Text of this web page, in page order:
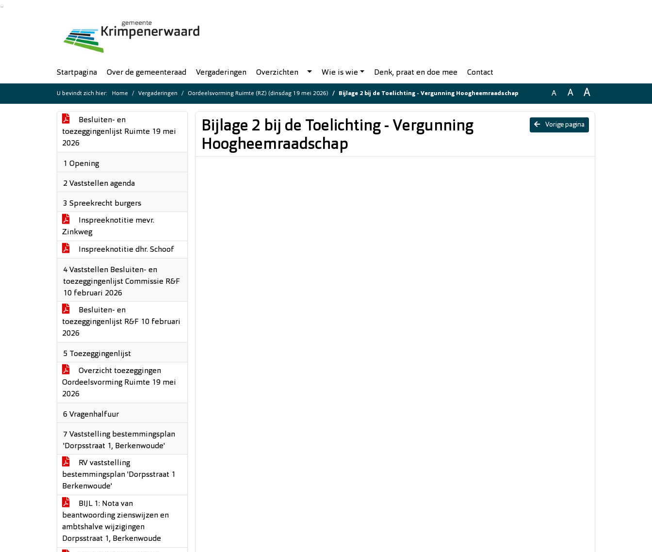
Startpagina Over de gemeenteraad Vergaderingen Overzichten Wie is wie Denk, praat en doe mee Contact
U bevindt zich hier: Home Vergaderingen Oordeelsvorming Ruimte (RZ) (dinsdag 19 mei 2026) Bijlage 2 bij de Toelichting - Vergunning Hoogheemraadschap A A A
Besluiten- en
toezeggingenlijst Ruimte 19 mei
2026
1 Opening
2 Vaststellen agenda
3 Spreekrecht burgers
Inspreeknotitie mevr.
Zinkweg
Inspreeknotitie dhr. Schoof
4 Vaststellen Besluiten- en
toezeggingenlijst Commissie R&F
10 februari 2026
Besluiten- en
toezeggingenlijst R&F 10 februari
2026
5 Toezeggingenlijst
Overzicht toezeggingen
Oordeelsvorming Ruimte 19 mei
2026
6 Vragenhalfuur
7 Vaststelling bestemmingsplan
'Dorpsstraat 1, Berkenwoude'
RV vaststelling
bestemmingsplan 'Dorpsstraat 1
Berkenwoude'
BIJL 1: Nota van
beantwoording zienswijzen en
ambtshalve wijzigingen
Dorpsstraat 1, Berkenwoude
Vorige pagina
Bijlage 2 bij de Toelichting - Vergunning
Hoogheemraadschap